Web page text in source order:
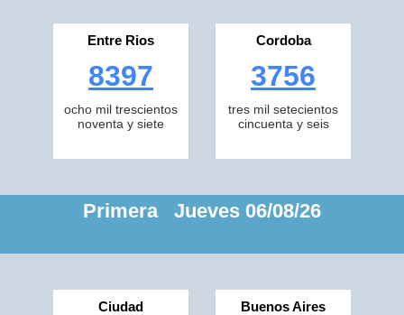
Entre Rios
8397
ocho mil trescientos
noventa y siete
Cordoba
3756
tres mil setecientos
cincuenta y seis
Primera Jueves 06/08/26
Ciudad Buenos Aires